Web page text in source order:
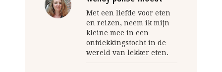
Met een liefde voor eten
en reizen, neem ik mijn
kleine mee in een
ontdekkingstocht in de
wereld van lekker eten.